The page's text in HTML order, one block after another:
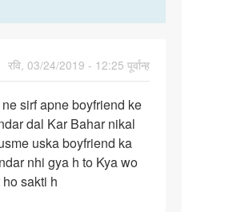
रवि, 03/24/2019 - 12:25 पूर्वान्ह
sirf apne boyfriend ke
dal Kar Bahar nikal
uska boyfriend ka
nhi gya h to Kya wo
sakti h